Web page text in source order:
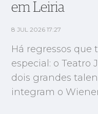
em Leiria
8 JUL 2026 17:27
Há regressos
especial: o Teatro
dois grandes
integram o